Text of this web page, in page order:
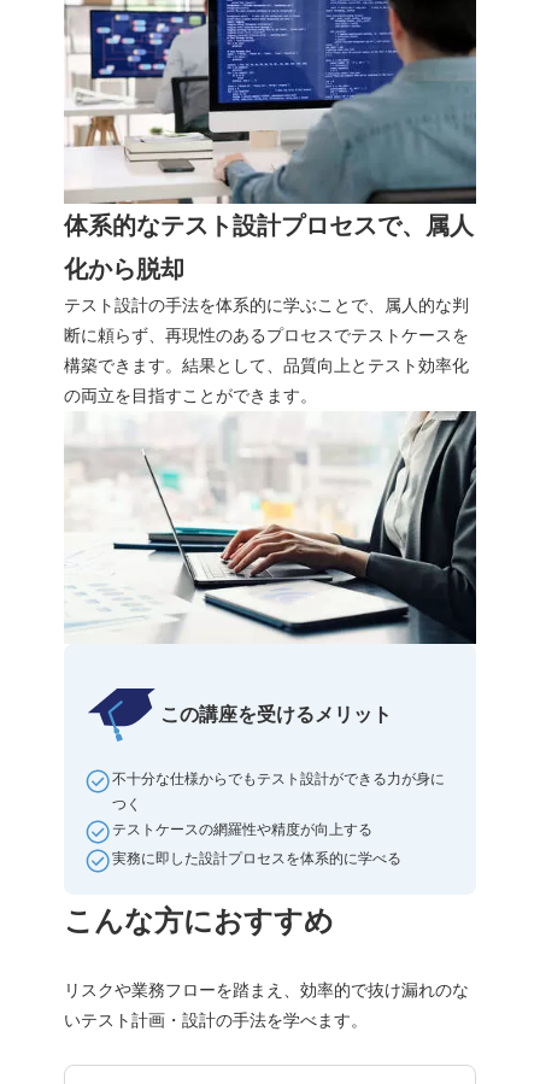
体系的なテスト設計プロセスで、属人
化から脱却
テスト設計の手法を体系的に学ぶことで、属人的な判
断に頼らず、再現性のあるプロセスでテストケースを
構築できます。結果として、品質向上とテスト効率化
の両立を目指すことができます。
この講座を受けるメリット
不十分な仕様からでもテスト設計ができる力が身に
つく
テストケースの網羅性や精度が向上する
実務に即した設計プロセスを体系的に学べる
こんな方におすすめ
リスクや業務フローを踏まえ、効率的で抜け漏れのな
いテスト計画・設計の手法を学べます。